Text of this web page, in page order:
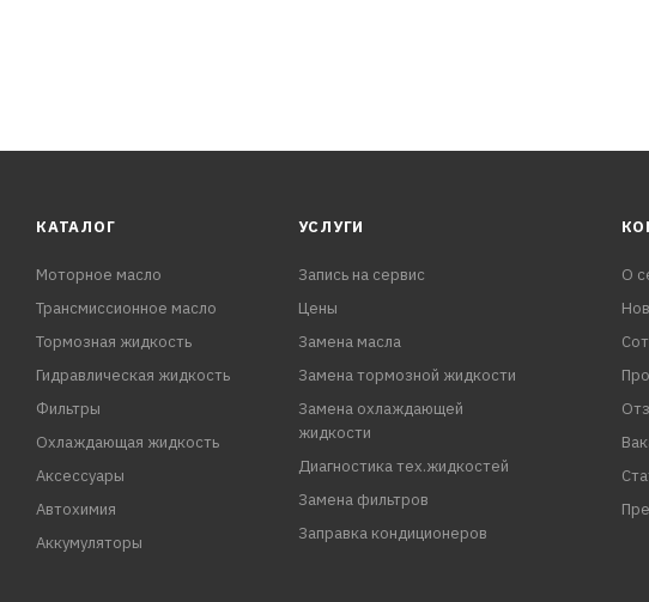
КАТАЛОГ
Моторное масло
Трансмиссионное масло
Тормозная жидкость
Гидравлическая жидкость
Фильтры
Охлаждающая жидкость
Аксессуары
Автохимия
Аккумуляторы
УСЛУГИ
Запись на сервис
Цены
Замена масла
Замена тормозной жидкости
Замена охлаждающей
жидкости
Диагностика тех.жидкостей
Замена фильтров
Заправка кондиционеров
О